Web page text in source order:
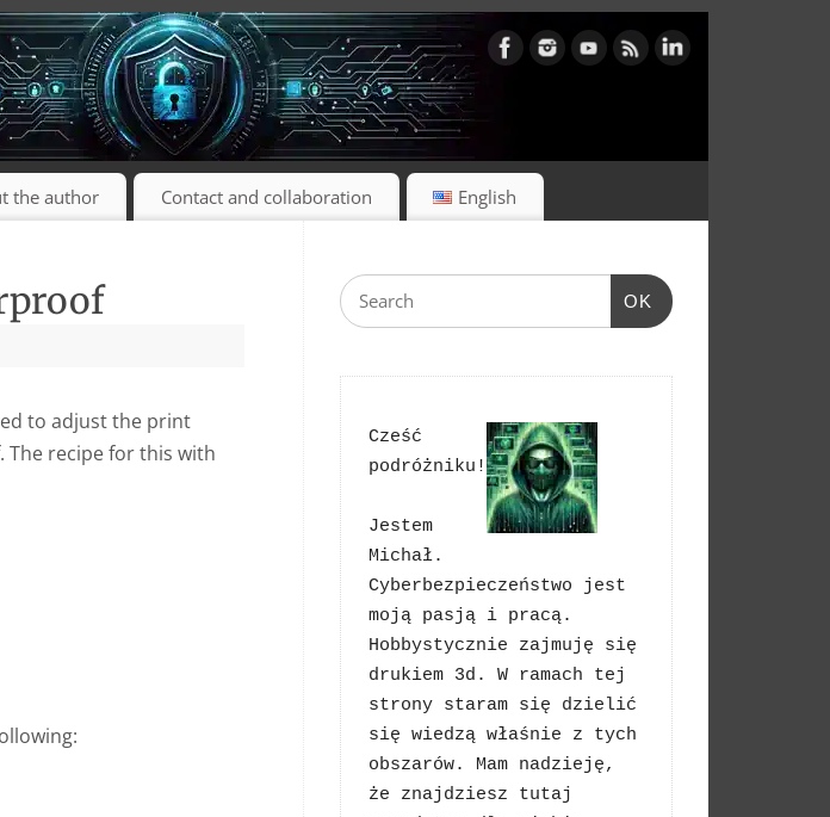
the author Contact and collaboration English
to adjust the print
recipe for this with
OK
Cześć
podróżniku!
Jestem
Michał.
Cyberbezpieczeństwo jest
moją pasją i pracą.
Hobbystycznie zajmuję się
drukiem 3d. W ramach tej
strony staram się dzielić
się wiedzą właśnie z tych
obszarów. Mam nadzieję,
że znajdziesz tutaj